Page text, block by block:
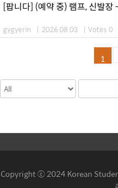
[팝니다] (예약 중) 램프, 신발장
gygyerin | 2026.08.03 | Votes 0
1
Copyright ⓒ 2024 Korean